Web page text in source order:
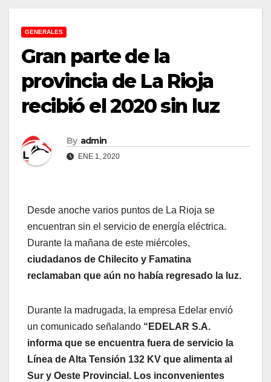
GENERALES
Gran parte de la
provincia de La Rioja
recibió el 2020 sin luz
By admin
ENE 1, 2020
Desde anoche varios puntos de La Rioja se
encuentran sin el servicio de energía eléctrica.
Durante la mañana de este miércoles,
ciudadanos de Chilecito y Famatina
reclamaban que aún no había regresado la luz.
Durante la madrugada, la empresa Edelar envió
un comunicado señalando “EDELAR S.A.
informa que se encuentra fuera de servicio la
Línea de Alta Tensión 132 KV que alimenta al
Sur y Oeste Provincial. Los inconvenientes